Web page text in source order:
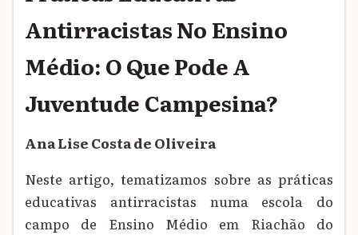
Antirracistas No Ensino
Médio: O Que Pode A
Juventude Campesina?
Ana Lise Costa de Oliveira
Neste artigo, tematizamos sobre as práticas
educativas antirracistas numa escola do
campo de Ensino Médio em Riachão do